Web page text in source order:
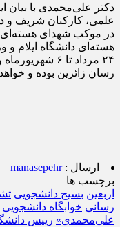
علمی، کارکنان شریف و
در موکب شهدای هسته‌ای
هسته‌ای دانشگاه ایلام و
۲۴ مرداد تا ۶
رسان زائرین بوده و
ارسال :manasepehr
برچسب ها
اربعین بسیج دانشجویی
رسانی خوابگاه دانشجویی
علی‌محمدی» رییس